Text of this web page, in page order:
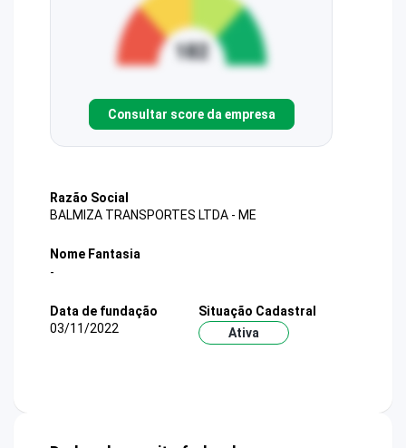
Consultar score da empresa
Razão Social
BALMIZA TRANSPORTES LTDA - ME
Nome Fantasia
-
Data de fundação
03/11/2022
Situação Cadastral
Ativa